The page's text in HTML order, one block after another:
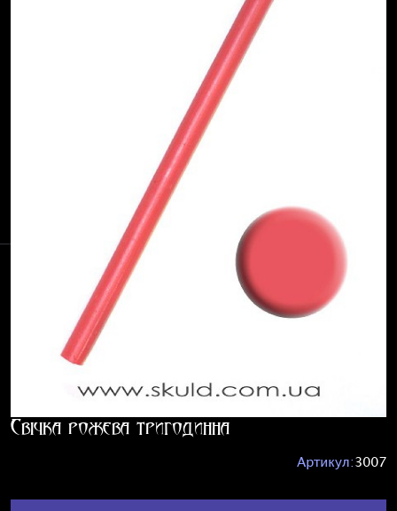
Свічка рожева тригодинна
Артикул:3007